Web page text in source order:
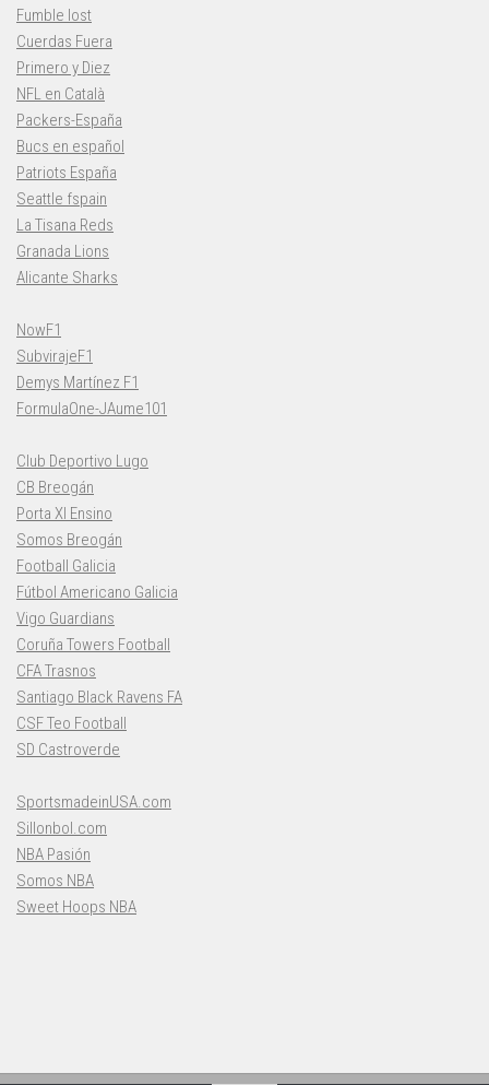
Fumble lost
Cuerdas Fuera
Primero y Diez
NFL en Català
Packers-España
Bucs en español
Patriots España
Seattle fspain
La Tisana Reds
Granada Lions
Alicante Sharks
NowF1
SubvirajeF1
Demys Martínez F1
FormulaOne-JAume101
Club Deportivo Lugo
CB Breogán
Porta XI Ensino
Somos Breogán
Football Galicia
Fútbol Americano Galicia
Vigo Guardians
Coruña Towers Football
CFA Trasnos
Santiago Black Ravens FA
CSF Teo Football
SD Castroverde
SportsmadeinUSA.com
Sillonbol.com
NBA Pasión
Somos NBA
Sweet Hoops NBA